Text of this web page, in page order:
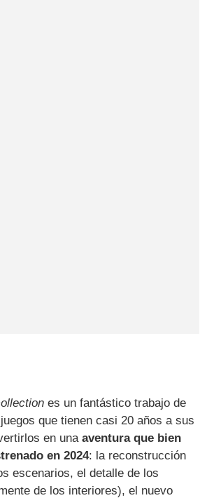
es un fantástico trabajo de
que tienen casi 20 años a sus
en unaaventura que bien
en 2024: la reconstrucción
escenarios, el detalle de los
de los interiores), el nuevo